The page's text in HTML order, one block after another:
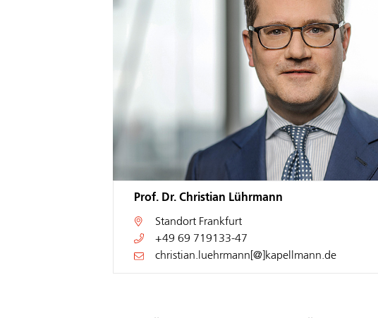
Prof. Dr. Christian Lührmann
Standort Frankfurt
+49 69 719133-47
christian.luehrmann[@]kapellmann.de